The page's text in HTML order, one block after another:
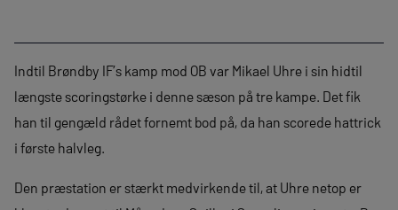
Indtil Brøndby IF’s kamp mod OB var Mikael Uhre i sin hidtil
længste scoringstørke i denne sæson på tre kampe. Det fik
han til gengæld rådet fornemt bod på, da han scorede hattrick
i første halvleg.
Den præstation er stærkt medvirkende til, at Uhre netop er